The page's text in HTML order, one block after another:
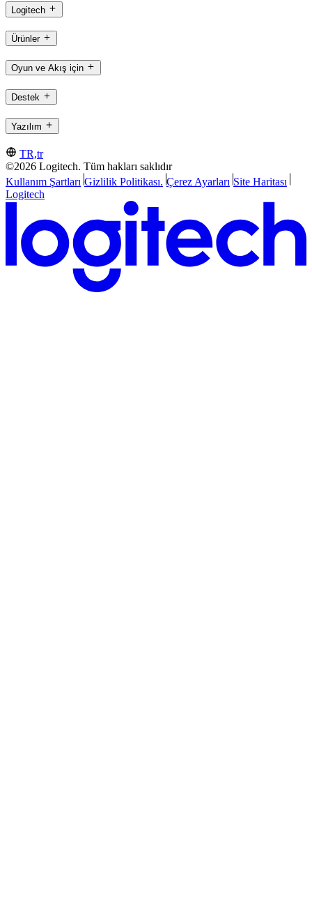
Logitech
Ürünler
Oyun ve Akış için
Destek
Yazılım
TR,tr
©2026 Logitech. Tüm hakları saklıdır
Kullanım Şartları Gizlilik Politikası. Çerez Ayarları Site Haritası
Logitech